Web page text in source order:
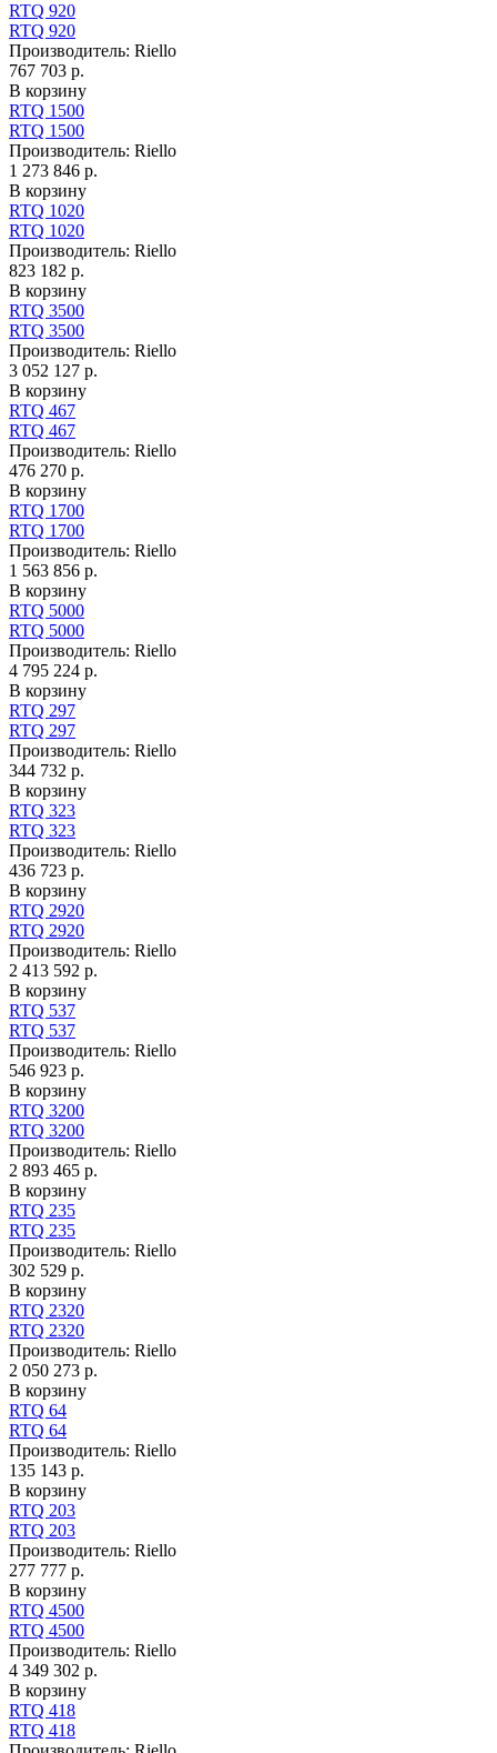
RTQ 920
RTQ 920
Производитель: Riello
767 703 р.
В корзину
RTQ 1500
RTQ 1500
Производитель: Riello
1 273 846 р.
В корзину
RTQ 1020
RTQ 1020
Производитель: Riello
823 182 р.
В корзину
RTQ 3500
RTQ 3500
Производитель: Riello
3 052 127 р.
В корзину
RTQ 467
RTQ 467
Производитель: Riello
476 270 р.
В корзину
RTQ 1700
RTQ 1700
Производитель: Riello
1 563 856 р.
В корзину
RTQ 5000
RTQ 5000
Производитель: Riello
4 795 224 р.
В корзину
RTQ 297
RTQ 297
Производитель: Riello
344 732 р.
В корзину
RTQ 323
RTQ 323
Производитель: Riello
436 723 р.
В корзину
RTQ 2920
RTQ 2920
Производитель: Riello
2 413 592 р.
В корзину
RTQ 537
RTQ 537
Производитель: Riello
546 923 р.
В корзину
RTQ 3200
RTQ 3200
Производитель: Riello
2 893 465 р.
В корзину
RTQ 235
RTQ 235
Производитель: Riello
302 529 р.
В корзину
RTQ 2320
RTQ 2320
Производитель: Riello
2 050 273 р.
В корзину
RTQ 64
RTQ 64
Производитель: Riello
135 143 р.
В корзину
RTQ 203
RTQ 203
Производитель: Riello
277 777 р.
В корзину
RTQ 4500
RTQ 4500
Производитель: Riello
4 349 302 р.
В корзину
RTQ 418
RTQ 418